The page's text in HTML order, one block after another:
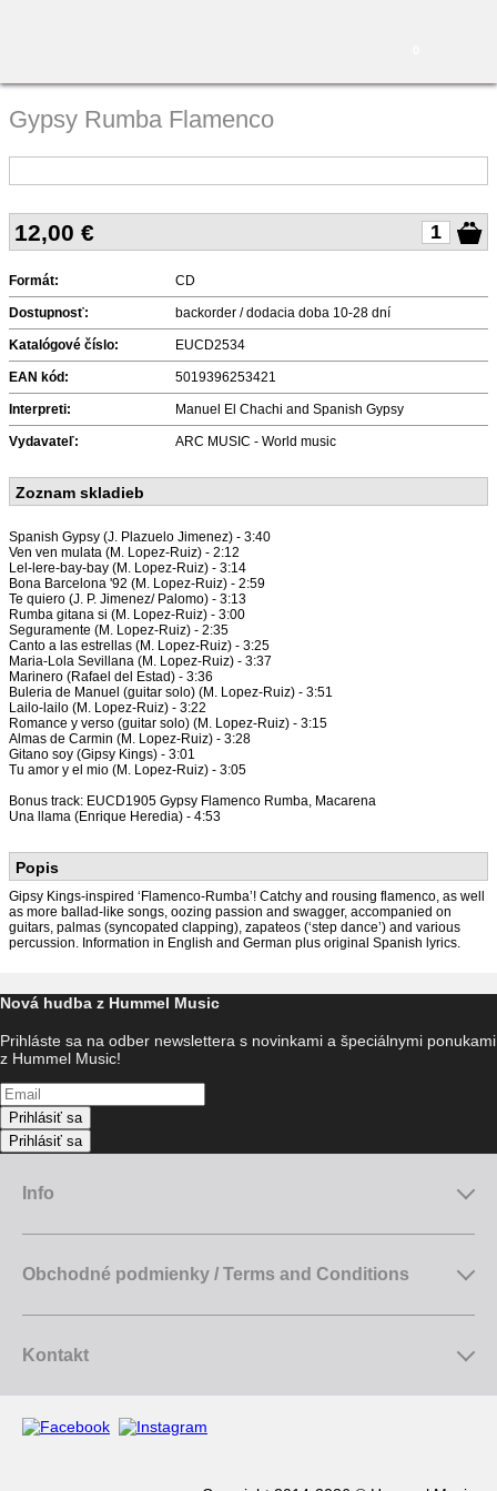
Gypsy Rumba Flamenco
12,00 €
Formát: CD
Dostupnosť: backorder / dodacia doba 10-28 dní
Katalógové číslo: EUCD2534
EAN kód: 5019396253421
Interpreti: Manuel El Chachi and Spanish Gypsy
Vydavateľ: ARC MUSIC - World music
Zoznam skladieb
Spanish Gypsy (J. Plazuelo Jimenez) - 3:40
Ven ven mulata (M. Lopez-Ruiz) - 2:12
Lel-lere-bay-bay (M. Lopez-Ruiz) - 3:14
Bona Barcelona '92 (M. Lopez-Ruiz) - 2:59
Te quiero (J. P. Jimenez/ Palomo) - 3:13
Rumba gitana si (M. Lopez-Ruiz) - 3:00
Seguramente (M. Lopez-Ruiz) - 2:35
Canto a las estrellas (M. Lopez-Ruiz) - 3:25
Maria-Lola Sevillana (M. Lopez-Ruiz) - 3:37
Marinero (Rafael del Estad) - 3:36
Buleria de Manuel (guitar solo) (M. Lopez-Ruiz) - 3:51
Lailo-lailo (M. Lopez-Ruiz) - 3:22
Romance y verso (guitar solo) (M. Lopez-Ruiz) - 3:15
Almas de Carmin (M. Lopez-Ruiz) - 3:28
Gitano soy (Gipsy Kings) - 3:01
Tu amor y el mio (M. Lopez-Ruiz) - 3:05
Bonus track: EUCD1905 Gypsy Flamenco Rumba, Macarena
Una llama (Enrique Heredia) - 4:53
Popis
Gipsy Kings-inspired ‘Flamenco-Rumba’! Catchy and rousing flamenco, as well
as more ballad-like songs, oozing passion and swagger, accompanied on
guitars, palmas (syncopated clapping), zapateos (‘step dance’) and various
percussion. Information in English and German plus original Spanish lyrics.
Nová hudba z Hummel Music
Prihláste sa na odber newslettera s novinkami a špeciálnymi ponukami
z Hummel Music!
Prihlásiť sa
Prihlásiť sa
Info
Obchodné podmienky / Terms and Conditions
Kontakt